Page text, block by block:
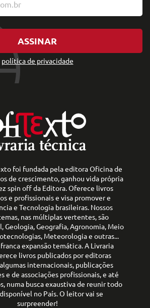
política de privacidade
ASSINAR
foi fundada pela editora Oficina de
de crescimento, ganhou vida própria
spin off da Editora. Oferece livros
e profissionais e visa promover e
e Tecnologia brasileiras. Nossos
nas múltiplas vertentes, são
Geologia, Geografia, Agronomia, Meio
Meteorologia e outras...
expansão temática. A Livraria
livros publicados por editoras
internacionais, publicações
e de associações profissionais, e até
numa busca exaustiva de reunir todo
no País. O leitor vai se
surpreender!